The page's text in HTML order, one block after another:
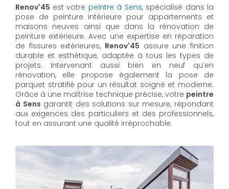
Renov'45 est votre peintre à Sens, spécialisé dans la
pose de peinture intérieure pour appartements et
maisons neuves ainsi que dans la rénovation de
peinture extérieure. Avec une expertise en réparation
de fissures extérieures, Renov'45 assure une finition
durable et esthétique, adaptée à tous les types de
projets. Intervenant aussi bien en neuf qu’en
rénovation, elle propose également la pose de
parquet stratifié pour un résultat soigné et moderne.
Grâce à une maîtrise technique précise, votre peintre
à Sens garantit des solutions sur mesure, répondant
aux exigences des particuliers et des professionnels,
tout en assurant une qualité irréprochable.